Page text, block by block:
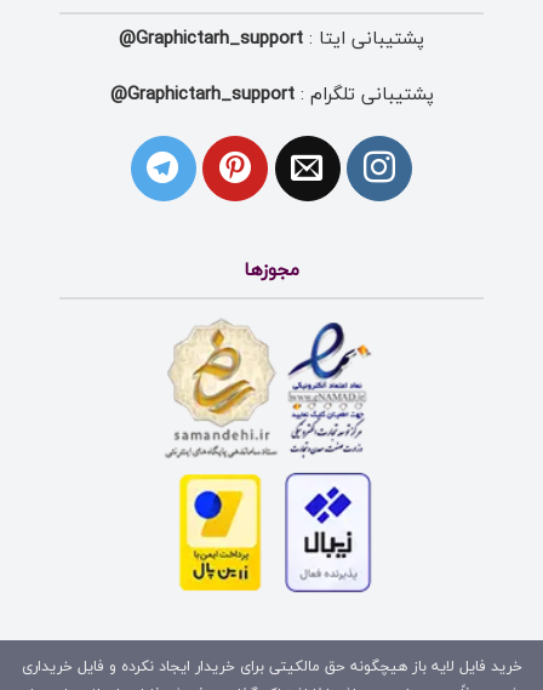
پشتیبانی ایتا : Graphictarh_support@
پشتیبانی تلگرام :Graphictarh_support@
مجوزها
خرید فایل لایه باز هیچگونه حق مالکیتی برای خریدار ایجاد نکرده و فایل خریداری